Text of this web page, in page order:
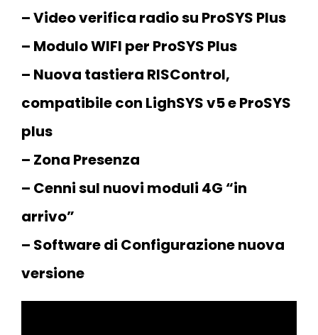
– Video verifica radio su ProSYS Plus
– Modulo WIFI per ProSYS Plus
– Nuova tastiera RISControl,
compatibile con LighSYS v5 e ProSYS
plus
– Zona Presenza
– Cenni sul nuovi moduli 4G “in
arrivo”
– Software di Configurazione nuova
versione